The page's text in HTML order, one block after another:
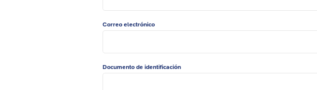
Correo electrónico
Documento de identificación